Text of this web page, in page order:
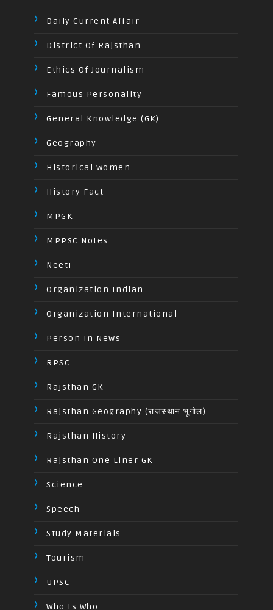
Daily Current Affair
District Of Rajsthan
Ethics Of Journalism
Famous Personality
General Knowledge (GK)
Geography
Historical Women
History Fact
MPGK
MPPSC Notes
Neeti
Organization Indian
Organization International
Person In News
RPSC
Rajsthan GK
Rajsthan Geography (राजस्थान भूगोल)
Rajsthan History
Rajsthan One Liner GK
Science
Speech
Study Materials
Tourism
UPSC
Who Is Who